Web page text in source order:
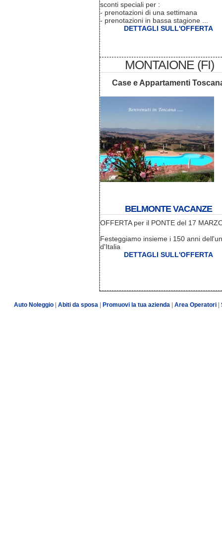
sconti speciali per :
- prenotazioni di una settimana
- prenotazioni in bassa stagione ...
DETTAGLI SULL'OFFERTA
MONTAIONE (FI)
Case e Appartamenti
BELMONTE VACANZE
OFFERTA per il PONTE del 17
Festeggiamo insieme i 150 anni
d'Italia
DETTAGLI SULL'OFFERTA
Auto Noleggio Abiti da sposa Promuovi la tua azienda Area Operatori